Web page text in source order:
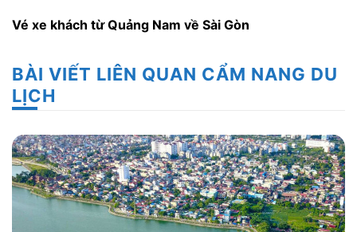
Vé xe khách từ Quảng Nam về Sài Gòn
BÀI VIẾT LIÊN QUAN CẨM NANG DU
LỊCH